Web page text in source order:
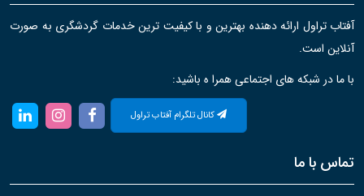
آفتاب تراول ارائه دهنده بهترین و با کیفیت ترین خدمات گردشگری به صورت
آنلاین است.
با ما در شبکه های اجتماعی همرا ه باشید:
کانال تلگرام آفتاب تراول
تماس با ما